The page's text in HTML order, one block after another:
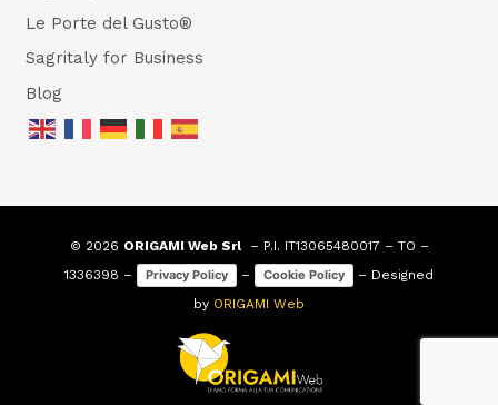
Le Porte del Gusto®
Sagritaly for Business
Blog
© 2026 ORIGAMI Web Srl– P.I. IT13065480017 – TO –
1336398 –
Privacy Policy – Cookie Policy
– Designed
by ORIGAMI Web